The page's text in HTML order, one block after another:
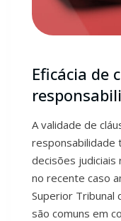
Eficácia de
A validade de
decisões
no recente caso
Superior Tribunal
são comuns em